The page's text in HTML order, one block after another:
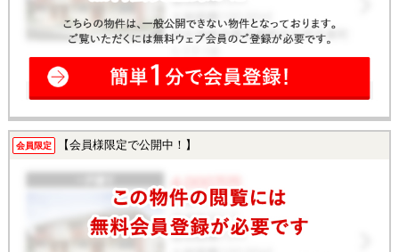
会員限定 【会員様限定で公開中！】